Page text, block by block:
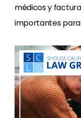
médicos y
importantes para